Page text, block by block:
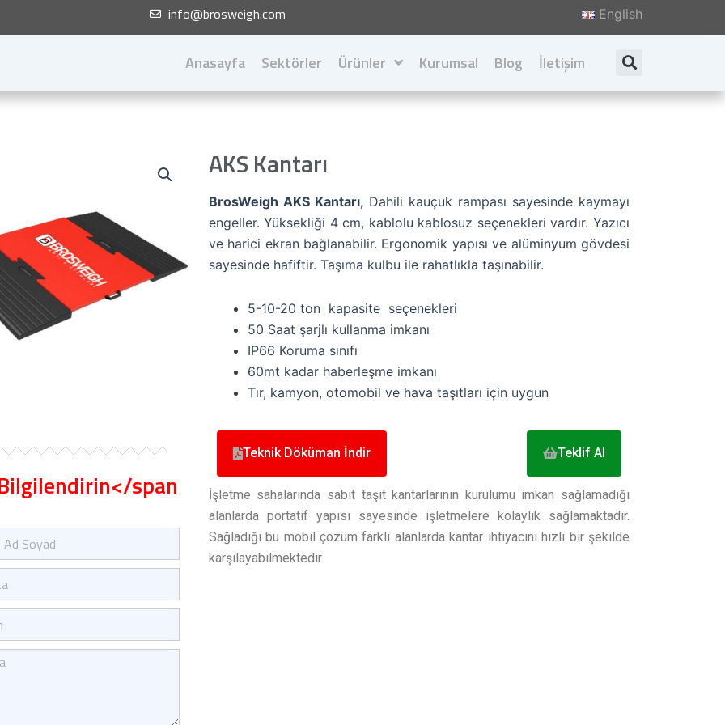
info@brosweigh.com English
Anasayfa Sektörler Ürünler Kurumsal
Hakkımızda
Katalog İndir
Blog İletişim Search
span
AKS Kantarı
BrosWeigh AKS Kantarı, Dahili kauçuk rampası sayesinde kaymayı
engeller. Yüksekliği 4 cm, kablolu kablosuz seçenekleri vardır. Yazıcı
ve harici ekran bağlanabilir. Ergonomik yapısı ve alüminyum gövdesi
sayesinde hafiftir. Taşıma kulbu ile rahatlıkla taşınabilir.
5-10-20 ton kapasite seçenekleri
50 Saat şarjlı kullanma imkanı
IP66 Koruma sınıfı
60mt kadar haberleşme imkanı
Tır, kamyon, otomobil ve hava taşıtları için uygun
Teknik Döküman İndir Teklif Al
İşletme sahalarında sabit taşıt kantarlarının kurulumu imkan sağlamadığı
alanlarda portatif yapısı sayesinde işletmelere kolaylık sağlamaktadır.
Sağladığı bu mobil çözüm farklı alanlarda kantar ihtiyacını hızlı bir şekilde
karşılayabilmektedir.